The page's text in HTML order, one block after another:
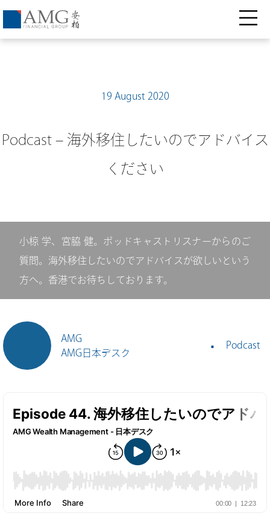
19 August 2020
Podcast – 海外移住したいのでアドバイス
ください
小椋 学、宮脇 健。ポッドキャストリスナーからのご
質問。海外移住したいのでアドバイスが欲しいという
方へ。香港でお待ちしております。
AMG
AMG日本デスク
Podcast